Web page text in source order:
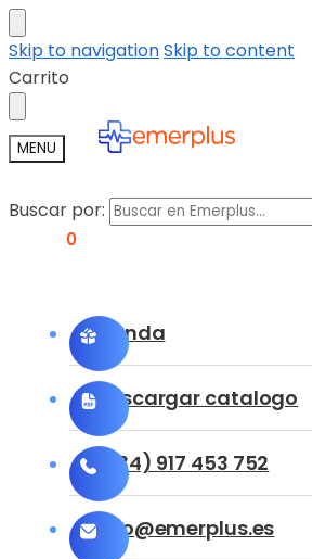
Skip to navigationSkip to content
Carrito
MENU
Buscar por:
0
Tienda
Descargar catalogo
(+34) 917 453 752
info@emerplus.es